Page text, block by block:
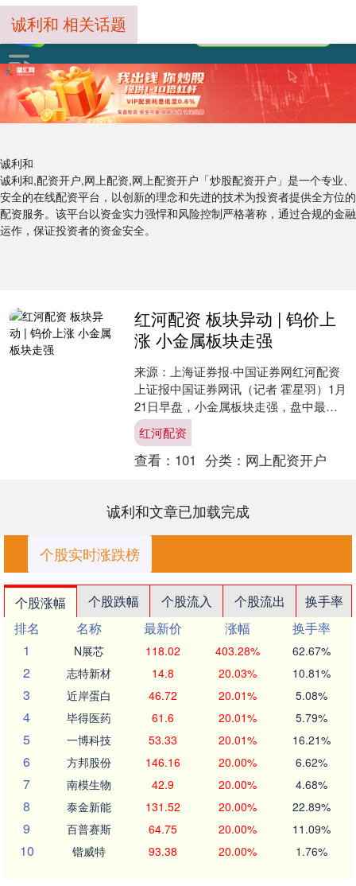
诚利和
诚利和,配资开户,网上配资,网上配资开户「炒股配资开户」是一个专业、
安全的在线配资平台，以创新的理念和先进的技术为投资者提供全方位的
配资服务。该平台以资金实力强悍和风险控制严格著称，通过合规的金融
运作，保证投资者的资金安全。
诚利和 相关话题
红河配资 板块异动 | 钨价上
涨 小金属板块走强
来源：上海证券报·中国证券网红河配资
上证报中国证券网讯（记者 霍星羽）1月
21日早盘，小金属板块走强，盘中最大
涨幅达3.39%。个股方面，中钨高新涨
停，翔鹭钨....
红河配资
查看： 101 分类： 网上配资开户
诚利和文章已加载完成
个股实时涨跌榜
个股涨幅 个股跌幅 个股流入 个股流出
换手率
排名
名称 最新价 涨幅
换手率
1
N展芯 118.02 403.28% 62.67%
2 志特新材 14.8 20.03% 10.81%
3 近岸蛋白 46.72 20.01% 5.08%
4 毕得医药 61.6 20.01% 5.79%
5 一博科技 53.33 20.01% 16.21%
6 方邦股份 146.16 20.00% 6.62%
7 南模生物 42.9 20.00% 4.68%
8 泰金新能 131.52 20.00% 22.89%
9 百普赛斯 64.75 20.00% 11.09%
10 锴威特 93.38 20.00% 1.76%